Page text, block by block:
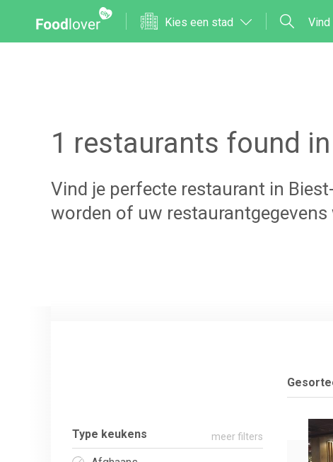
Kies een stad Vind
1 restaurants found in
Vind je perfecte restaurant in
worden of uw restaurantgegevens
Type keukens meer filters